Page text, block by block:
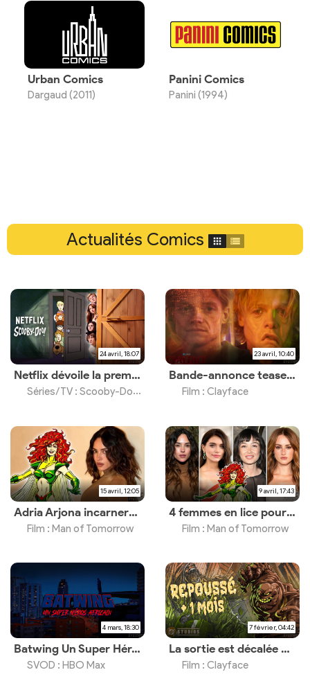
Urban Comics
Dargaud (2011)
Panini Comics
Panini (1994)
Actualités Comics
24 avril, 18:07
Netflix dévoile la première image de la série
Séries/TV : Scooby-Doo Origins
23 avril, 10:40
Bande-annonce teaser et premières images du film d'horreur
Film : Clayface
15 avril, 12:05
Adria Arjona incarnera Maxima
Film : Man of Tomorrow
9 avril, 17:43
4 femmes en lice pour un rôle clé
Film : Man of Tomorrow
4 mars, 18:30
Batwing Un Super Héros Africain, un documentaire disponible le 6 mars 2026
SVOD : HBO Max
7 février, 04:42
La sortie est décalée d’un mois
Film : Clayface